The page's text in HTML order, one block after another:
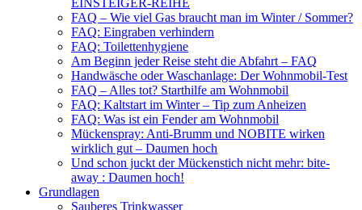
FAQ – Wie viel Gas braucht man im Winter / Sommer?
FAQ: Eingraben verhindern
FAQ: Toilettenhygiene
Am Beginn jeder Reise steht die Abfahrt – FAQ
Handwäsche oder Waschanlage: Der Wohnmobil-Test
FAQ – Alles tot? Starthilfe am Wohnmobil
FAQ: Kaltstart im Winter – Tip zum Anheizen
FAQ: Was ist ein Fender am Wohnmobil
Mückenspray: Anti-Brumm und NOBITE wirken
wirklich gut – Daumen hoch
Und schon juckt der Mückenstich nicht mehr: bite-
away : Daumen hoch!
Grundlagen
Sauberes Trinkwasser